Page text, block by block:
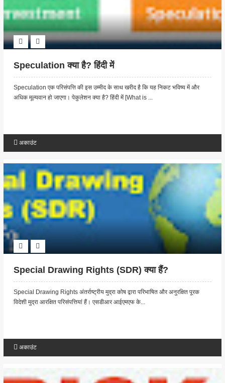
Speculation क्या है? हिंदी में
Speculation एक परिसंपत्ति की इस उम्मीद के साथ खरीद है कि यह निकट भविष्य में और
अधिक मूल्यवान हो जाएगा। पेकुलेशन क्या है? हिंदी में [What is ...
अकाउंट
Special Drawing Rights (SDR) क्या हैं?
Special Drawing Rights अंतर्राष्ट्रीय मुद्रा कोष द्वारा परिभाषित और अनुरक्षित पूरक
विदेशी मुद्रा आरक्षित परिसंपत्तियां हैं। एसडीआर आईएमएफ के...
अकाउंट